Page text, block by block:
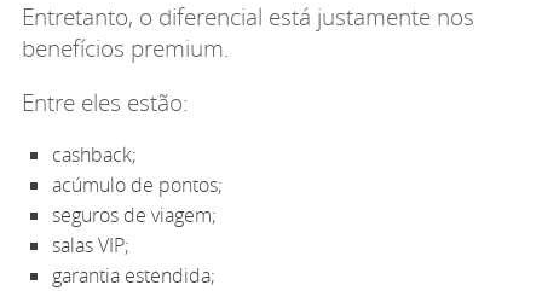
Entretanto, o diferencial está justamente nos
benefícios premium.
Entre eles estão:
cashback;
acúmulo de pontos;
seguros de viagem;
salas VIP;
garantia estendida;